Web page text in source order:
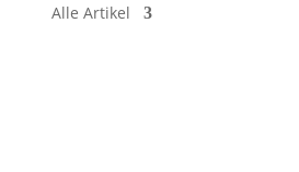
Alle Artikel